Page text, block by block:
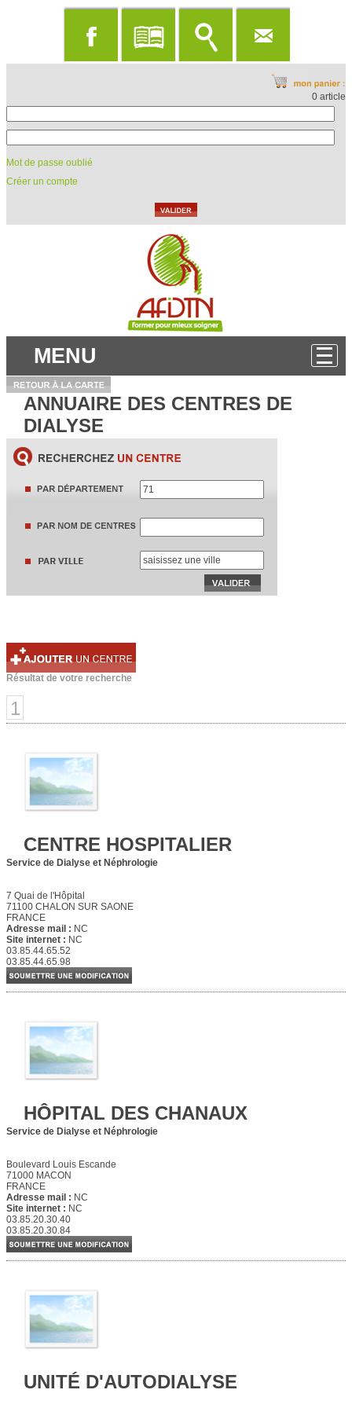
0 article
Mot de passe oublié
Créer un compte
MENU
ANNUAIRE DES CENTRES DE
DIALYSE
Résultat de votre recherche
1
CENTRE HOSPITALIER
Service de Dialyse et Néphrologie
7 Quai de l'Hôpital
71100 CHALON SUR SAONE
FRANCE
Adresse mail : NC
Site internet : NC
03.85.44.65.52
03.85.44.65.98
HÔPITAL DES CHANAUX
Service de Dialyse et Néphrologie
Boulevard Louis Escande
71000 MACON
FRANCE
Adresse mail : NC
Site internet : NC
03.85.20.30.40
03.85.20.30.84
UNITÉ D'AUTODIALYSE